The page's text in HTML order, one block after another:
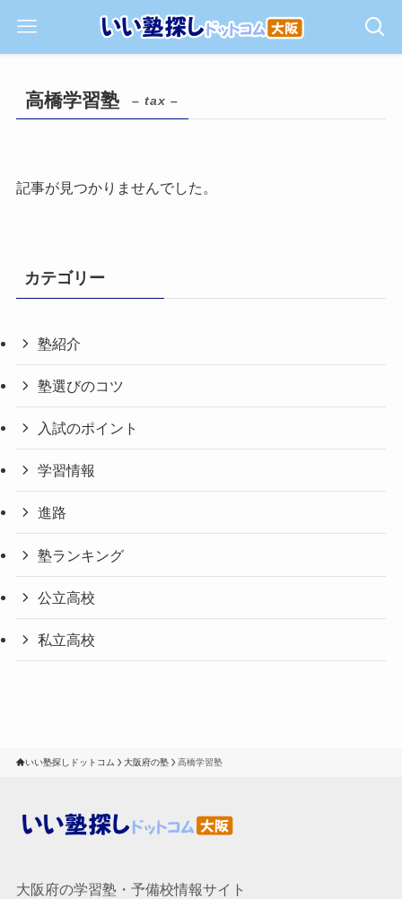
高橋学習塾 – tax –
記事が見つかりませんでした。
カテゴリー
塾紹介
塾選びのコツ
入試のポイント
学習情報
進路
塾ランキング
公立高校
私立高校
いい塾探しドットコム 大阪府の塾 高橋学習塾
大阪府の学習塾・予備校情報サイト